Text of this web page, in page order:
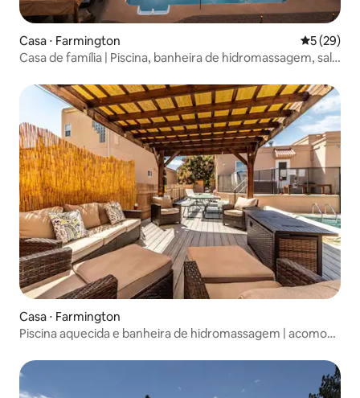
Casa ⋅ Farmington 5 de uma
5 (29)
Casa de família | Piscina, banheira de hidromassagem, sala
Casa ⋅ Farmington
Piscina aquecida e banheira de hidromassagem | acomoda